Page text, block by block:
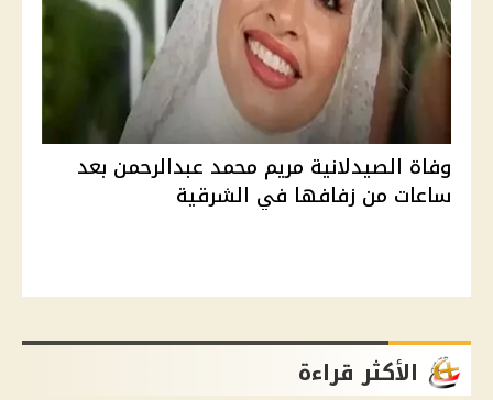
وفاة الصيدلانية مريم محمد عبدالرحمن بعد
ساعات من زفافها في الشرقية
الأكثر قراءة